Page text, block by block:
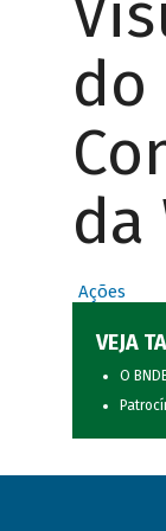
do
da
Ações
VEJA
O